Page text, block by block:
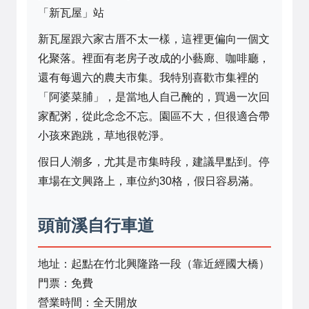
「新瓦屋」站
新瓦屋跟六家古厝不太一樣，這裡更偏向一個文
化聚落。裡面有老房子改成的小藝廊、咖啡廳，
還有每週六的農夫市集。我特別喜歡市集裡的
「阿婆菜脯」，是當地人自己醃的，買過一次回
家配粥，從此念念不忘。園區不大，但很適合帶
小孩來跑跳，草地很乾淨。
假日人潮多，尤其是市集時段，建議早點到。停
車場在文興路上，車位約30格，假日容易滿。
頭前溪自行車道
地址：起點在竹北興隆路一段（靠近經國大橋）
門票：免費
營業時間：全天開放